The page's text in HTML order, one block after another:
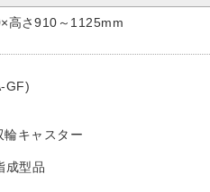
高さ910～1125mm
GF)
キャスター
成型品